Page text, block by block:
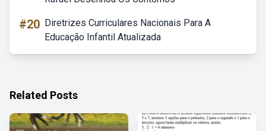
#20 Diretrizes Curriculares Nacionais Para A
Educação Infantil Atualizada
Related Posts